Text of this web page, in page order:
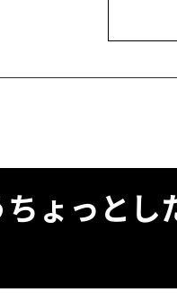
ょっとし